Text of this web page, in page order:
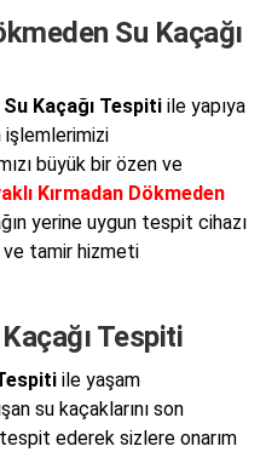
Su Kaçağı
Su Kaçağı Tespiti ile yapıya
işlemlerimizi
büyük bir özen ve
Kırmadan Dökmeden
yerine uygun tespit cihazı
ve tamir hizmeti
Tespiti
ile yaşam
su kaçaklarını son
ederek sizlere onarım